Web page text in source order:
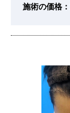
施術の価格：